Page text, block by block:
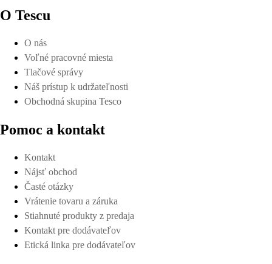
O Tescu
O nás
Voľné pracovné miesta
Tlačové správy
Náš prístup k udržateľnosti
Obchodná skupina Tesco
Pomoc a kontakt
Kontakt
Nájsť obchod
Časté otázky
Vrátenie tovaru a záruka
Stiahnuté produkty z predaja
Kontakt pre dodávateľov
Etická linka pre dodávateľov